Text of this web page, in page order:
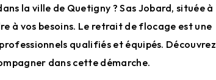
la ville de Quetigny ? Sas Jobard, située à
à vos besoins. Le retrait de flocage est une
qualifiés et équipés. Découvrez
dans cette démarche.